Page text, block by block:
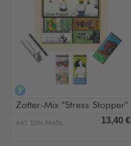
Zotter-Mix "Stress Stopper"
inkl. 10% MwSt. 13,40 €